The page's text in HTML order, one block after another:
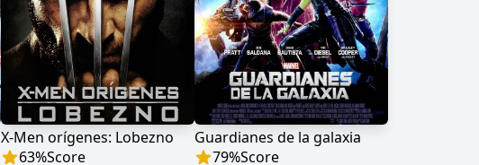
X-Men orígenes: Lobezno
63%Score
Guardianes de la galaxia
79%Score